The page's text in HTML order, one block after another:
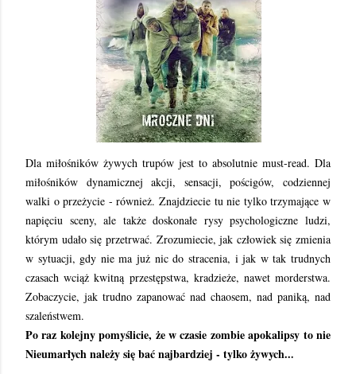
Dla miłośników żywych trupów jest to absolutnie must-read. Dla
miłośników dynamicznej akcji, sensacji, pościgów, codziennej
walki o przeżycie - również. Znajdziecie tu nie tylko trzymające w
napięciu sceny, ale także doskonałe rysy psychologiczne ludzi,
którym udało się przetrwać. Zrozumiecie, jak człowiek się zmienia
w sytuacji, gdy nie ma już nic do stracenia, i jak w tak trudnych
czasach wciąż kwitną przestępstwa, kradzieże, nawet morderstwa.
Zobaczycie, jak trudno zapanować nad chaosem, nad paniką, nad
szaleństwem.
Po raz kolejny pomyślicie, że w czasie zombie apokalipsy to nie
Nieumarłych należy się bać najbardziej - tylko żywych...